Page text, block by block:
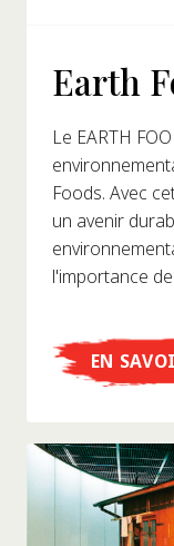
Earth
Le EARTH
Foods. Avec
un avenir
l'importance
EN